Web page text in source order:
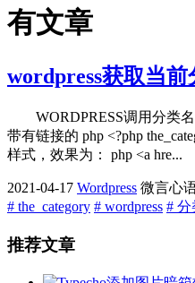
有文章
wordpress获取当
WORDPRESS调用分类
带有链接的 php <?php
样式，效果为： php <a hre...
2021-04-17 Wordpress 微言心
# the_category # wordpress # 分
推荐文章